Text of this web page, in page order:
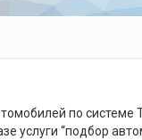
по
услуги “подбор